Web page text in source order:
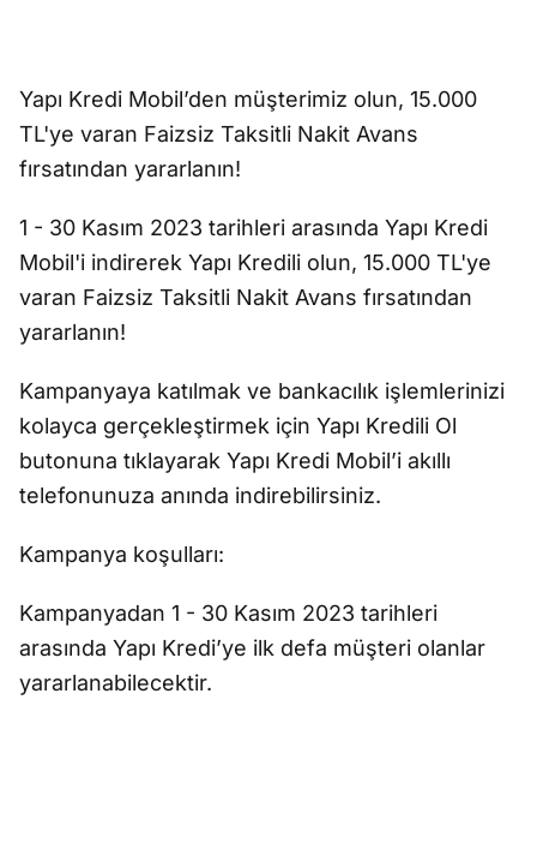
Yapı Kredi Mobil’den müşterimiz olun, 15.000
TL'ye varan Faizsiz Taksitli Nakit Avans
fırsatından yararlanın!
1 - 30 Kasım 2023 tarihleri arasında Yapı Kredi
Mobil'i indirerek Yapı Kredili olun, 15.000 TL'ye
varan Faizsiz Taksitli Nakit Avans fırsatından
yararlanın!
Kampanyaya katılmak ve bankacılık işlemlerinizi
kolayca gerçekleştirmek için Yapı Kredili Ol
butonuna tıklayarak Yapı Kredi Mobil’i akıllı
telefonunuza anında indirebilirsiniz.
Kampanya koşulları:
Kampanyadan 1 - 30 Kasım 2023 tarihleri
arasında Yapı Kredi’ye ilk defa müşteri olanlar
yararlanabilecektir.